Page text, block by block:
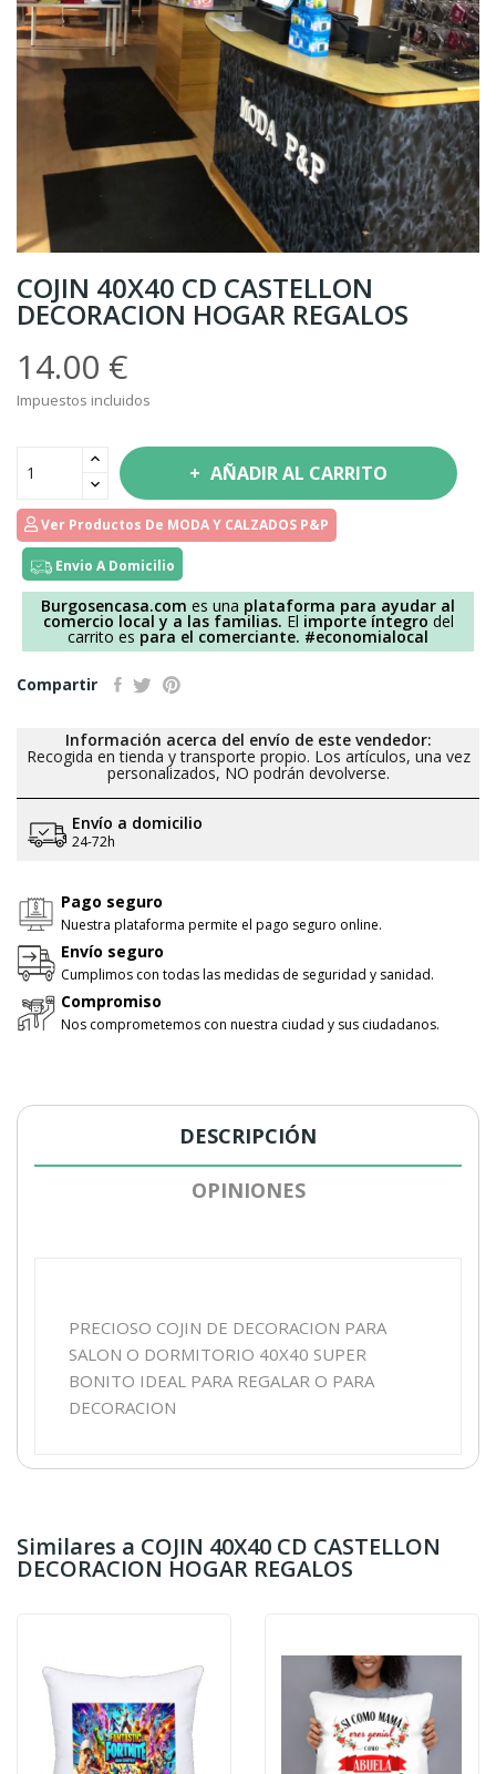
COJIN 40X40 CD CASTELLON
DECORACION HOGAR REGALOS
14.00 €
Impuestos incluidos
AÑADIR AL CARRITO
Ver Productos De MODA Y CALZADOS P&P
Envio A Domicilio
Burgosencasa.com es una plataforma para ayudar al
comercio local y a las familias. El importe íntegro del
carrito es para el comerciante. #economialocal
Compartir
Información acerca del envío de este vendedor:
Recogida en tienda y transporte propio. Los artículos, una vez
personalizados, NO podrán devolverse.
Envío a domicilio
24-72h
Pago seguro
Nuestra plataforma permite el pago seguro online.
Envío seguro
Cumplimos con todas las medidas de seguridad y sanidad.
Compromiso
Nos comprometemos con nuestra ciudad y sus ciudadanos.
DESCRIPCIÓN
OPINIONES
PRECIOSO COJIN DE DECORACION PARA
SALON O DORMITORIO 40X40 SUPER
BONITO IDEAL PARA REGALAR O PARA
DECORACION
Similares a COJIN 40X40 CD CASTELLON
DECORACION HOGAR REGALOS